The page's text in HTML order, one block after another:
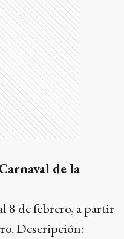
de la
8 de febrero, a partir
Descripción: